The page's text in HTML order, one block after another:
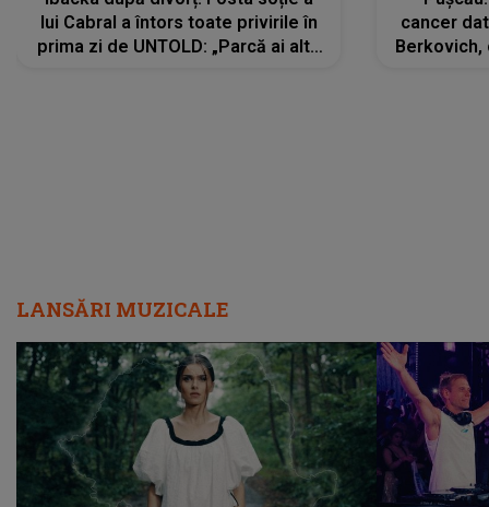
lui Cabral a întors toate privirile în
prima zi de UNTOLD: „Parcă ai altă
cancer
Berkovich,
LANSĂRI MUZICALE